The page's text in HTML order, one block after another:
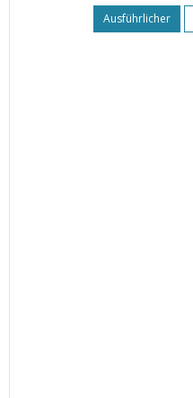
Ausführlicher